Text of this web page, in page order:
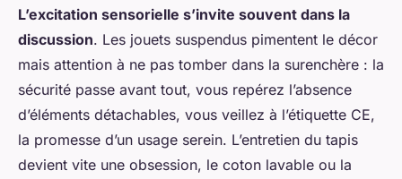
L’excitation sensorielle s’invite souvent dans la
discussion. Les jouets suspendus pimentent le décor
mais attention à ne pas tomber dans la surenchère : la
sécurité passe avant tout, vous repérez l’absence
d’éléments détachables, vous veillez à l’étiquette CE,
la promesse d’un usage serein. L’entretien du tapis
devient vite une obsession, le coton lavable ou la